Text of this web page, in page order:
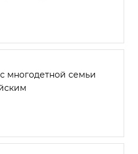
многодетной семьи